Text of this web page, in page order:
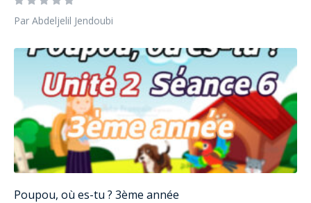
Par Abdeljelil Jendoubi
Poupou, où es-tu ? 3ème année